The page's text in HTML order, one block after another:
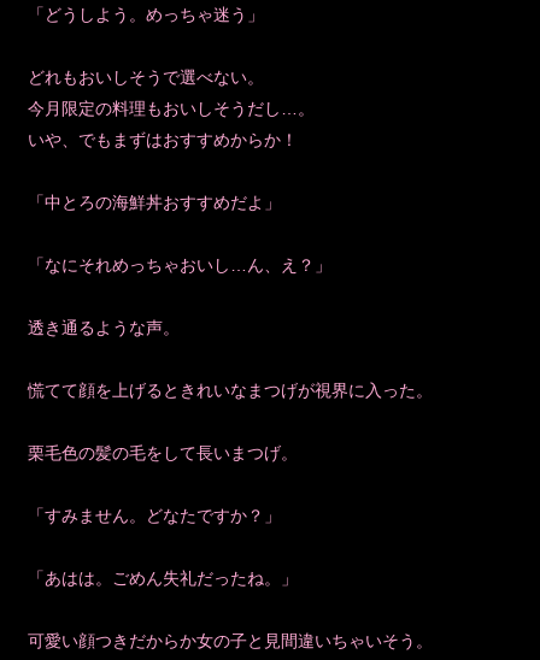
「どうしよう。めっちゃ迷う」
どれもおいしそうで選べない。
今月限定の料理もおいしそうだし…。
いや、でもまずはおすすめからか！
「中とろの海鮮丼おすすめだよ」
「なにそれめっちゃおいし…ん、え？」
透き通るような声。
慌てて顔を上げるときれいなまつげが視界に入った。
栗毛色の髪の毛をして長いまつげ。
「すみません。どなたですか？」
「あはは。ごめん失礼だったね。」
可愛い顔つきだからか女の子と見間違いちゃいそう。